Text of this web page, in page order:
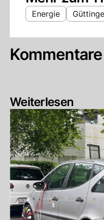
Energie
Kommentare
Weiterlesen